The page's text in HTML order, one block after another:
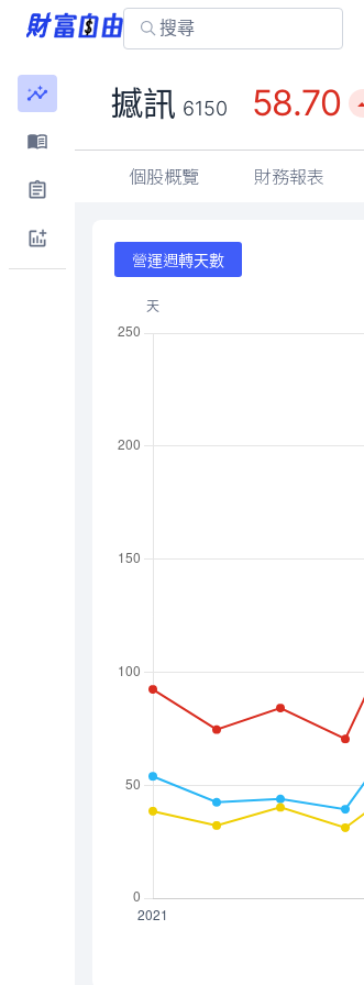
撼訊 6150 58.70
個股概覽 財務報表
營運週轉天數